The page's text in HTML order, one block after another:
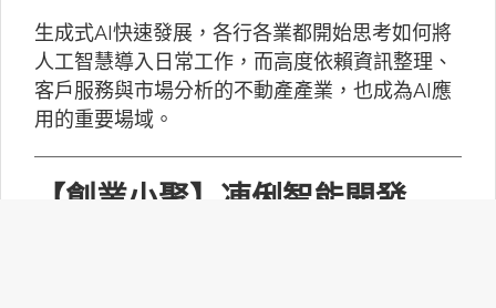
生成式AI快速發展，各行各業都開始思考如何將
人工智慧導入日常工作，而高度依賴資訊整理、
客戶服務與市場分析的不動產產業，也成為AI應
用的重要場域。
【創業小聚】凍俐智能開發